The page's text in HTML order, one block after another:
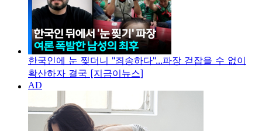
한국인에 눈 찢더니 "죄송하다"...파장 걷잡을 수 없이
확산하자 결국 [지금이뉴스]